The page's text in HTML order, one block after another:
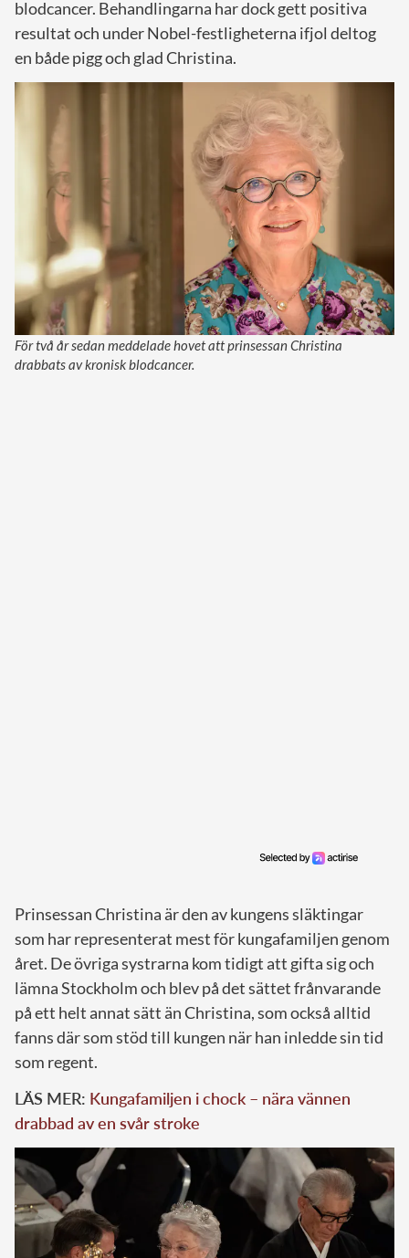
blodcancer. Behandlingarna har dock gett positiva
resultat och under Nobel-festligheterna ifjol deltog
en både pigg och glad Christina.
För två år sedan meddelade hovet att prinsessan Christina
drabbats av kronisk blodcancer.
Prinsessan Christina är den av kungens släktingar
som har representerat mest för kungafamiljen genom
året. De övriga systrarna kom tidigt att gifta sig och
lämna Stockholm och blev på det sättet frånvarande
på ett helt annat sätt än Christina, som också alltid
fanns där som stöd till kungen när han inledde sin tid
som regent.
LÄS MER: Kungafamiljen i chock – nära vännen
drabbad av en svår stroke